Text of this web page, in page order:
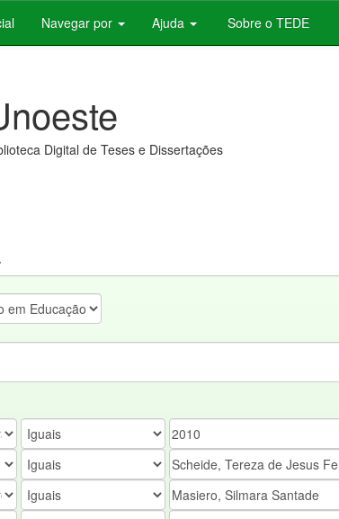
Navegar por Ajuda Sobre o TEDE
Digital de Teses e Dissertações